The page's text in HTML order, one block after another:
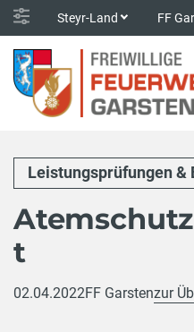
Steyr-Land FF
Leistungsprüfungen &
t
02.04.2022FF Garstenzur